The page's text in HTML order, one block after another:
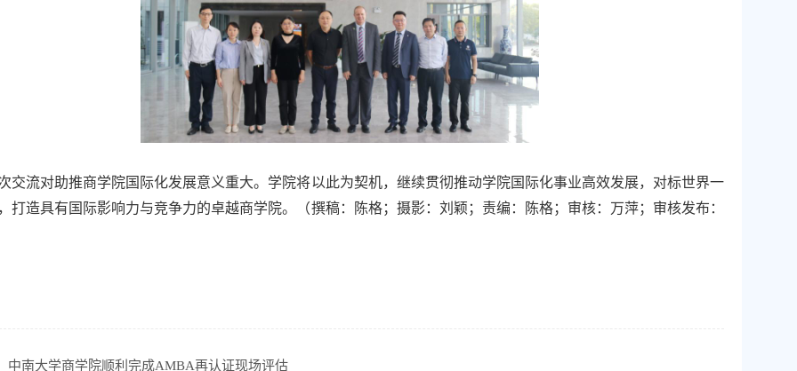
交流对助推商学院国际化发展意义重大。学院将以此为契机， 继续贯彻推动学院国际化事业高效发展， 对标世界一
，打造具有国际影响力与竞争力的卓越商学院。 （撰稿：陈格；摄影：刘颖；责编：陈格；审核：万萍；审核发布：
中南大学商学院顺利完成AMBA再认证现场评估